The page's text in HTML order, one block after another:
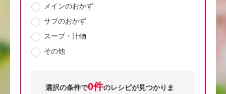
メインのおかず
サブのおかず
スープ・汁物
その他
選択の条件で0件のレシピが見つかりま